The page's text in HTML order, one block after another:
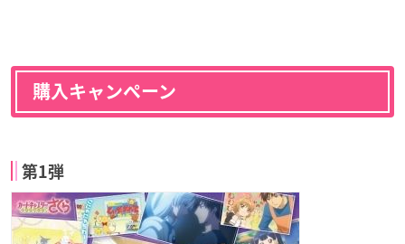
購入キャンペーン
第1弾